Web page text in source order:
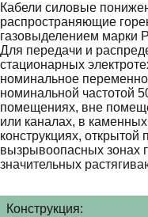
Кабели силовые
распространяющие
газовыделением марки
Для передачи и
стационарных
номинальное
номинальной частотой
помещениях, вне
или каналах, в
конструкциях,
вызрывоопасных зонах
значительных
Конструкция: